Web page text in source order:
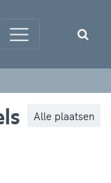
Alle plaatsen